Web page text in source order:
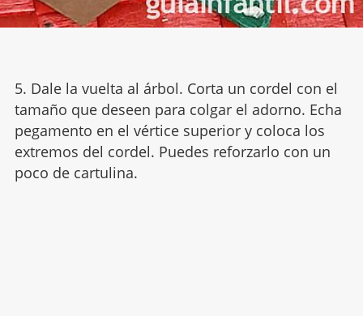
5. Dale la vuelta al árbol. Corta un cordel con el
tamaño que deseen para colgar el adorno. Echa
pegamento en el vértice superior y coloca los
extremos del cordel. Puedes reforzarlo con un
poco de cartulina.